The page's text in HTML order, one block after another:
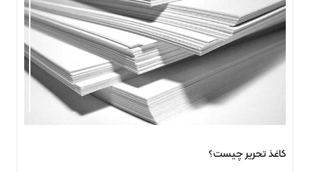
کاغذ تحریر چیست؟